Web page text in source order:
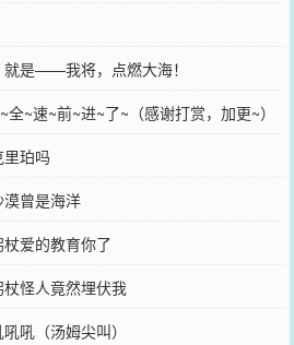
是——我将，点燃大海！
~速~前~进~了~（感谢打赏，加更~）
珀吗
曾是海洋
爱的教育你了
怪人竟然埋伏我
吼（汤姆尖叫）